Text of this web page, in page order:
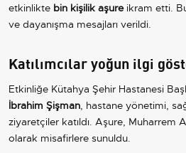
etkinlikte bin kişilik aşureikram etti.
ve dayanışma mesajları verildi.
Katılımcılar yoğun ilgi
Etkinliğe Kütahya Şehir Hastanesi
İbrahim Şişman, hastane yönetimi,
ziyaretçiler katıldı. Aşure, Muharrem
olarak misafirlere sunuldu.